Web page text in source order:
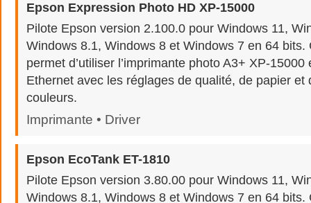
Epson Expression Photo HD XP-15000
Pilote Epson version 2.100.0 pour Windows 11,
Windows 8.1, Windows 8 et Windows 7 en 64 bits.
permet d’utiliser l’imprimante photo A3+ XP-
Ethernet avec les réglages de qualité, de papier et
couleurs.
Imprimante • Driver
Epson EcoTank ET-1810
Pilote Epson version 3.80.00 pour Windows 11,
Windows 8.1, Windows 8 et Windows 7 en 64 bits.